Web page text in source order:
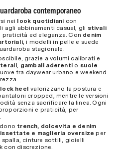
contemporaneo
nei look quotidiani con
agli abbinamenti casual, gli stivali
praticità ed eleganza. Con denim
, i modelli in pelle e suede
stagionale.
grazie a volumi calibrati e
gambali aderenti o suole
tra daywear urbano e weekend
heel valorizzano la postura e
cropped, mentre le versioni
senza sacrificare la linea. Ogni
e praticità, per
trench, dolcevita e denim
e maglieria oversize per
spalla, cinture sottili, gioielli
discrezione.